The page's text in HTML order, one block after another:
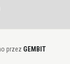
przez GEMBIT